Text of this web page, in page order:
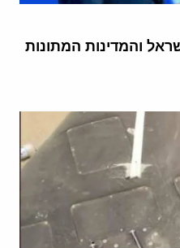
והמדינות המתונות